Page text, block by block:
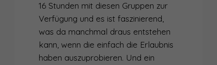
16 Stunden mit diesen Gruppen zur
Verfügung und es ist faszinierend,
was da manchmal draus entstehen
kann, wenn die einfach die Erlaubnis
haben auszuprobieren. Und ein